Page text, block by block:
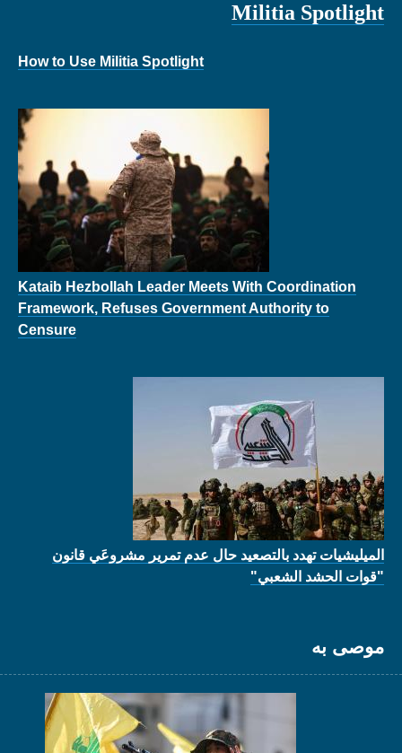
Militia Spotlight
How to Use Militia Spotlight
Kataib Hezbollah Leader Meets With Coordination
Framework, Refuses Government Authority to
Censure
الميليشيات تهدد بالتصعيد حال عدم تمرير مشروعَي قانون
"قوات الحشد الشعبي"
موصى به